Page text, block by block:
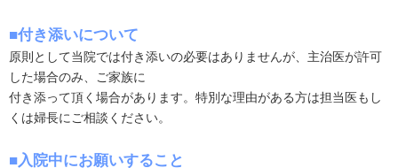
■付き添いについて
原則として当院では付き添いの必要はありませんが、主治医が許可
した場合のみ、ご家族に
付き添って頂く場合があります。特別な理由がある方は担当医もし
くは婦長にご相談ください。
■入院中にお願いすること